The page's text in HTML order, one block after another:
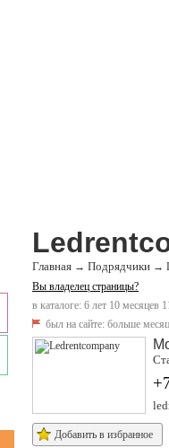
Главная → Подрядчики →
Вы владелец страницы?
в каталоге: 6 лет 10 месяцев
был на сайте: больше
Добавить в избранное